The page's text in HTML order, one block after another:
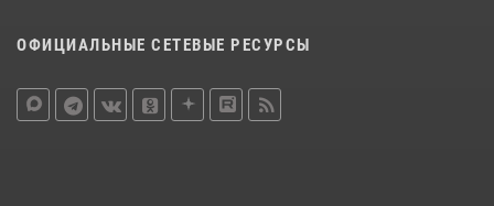
ОФИЦИАЛЬНЫЕ СЕТЕВЫЕ РЕСУРСЫ